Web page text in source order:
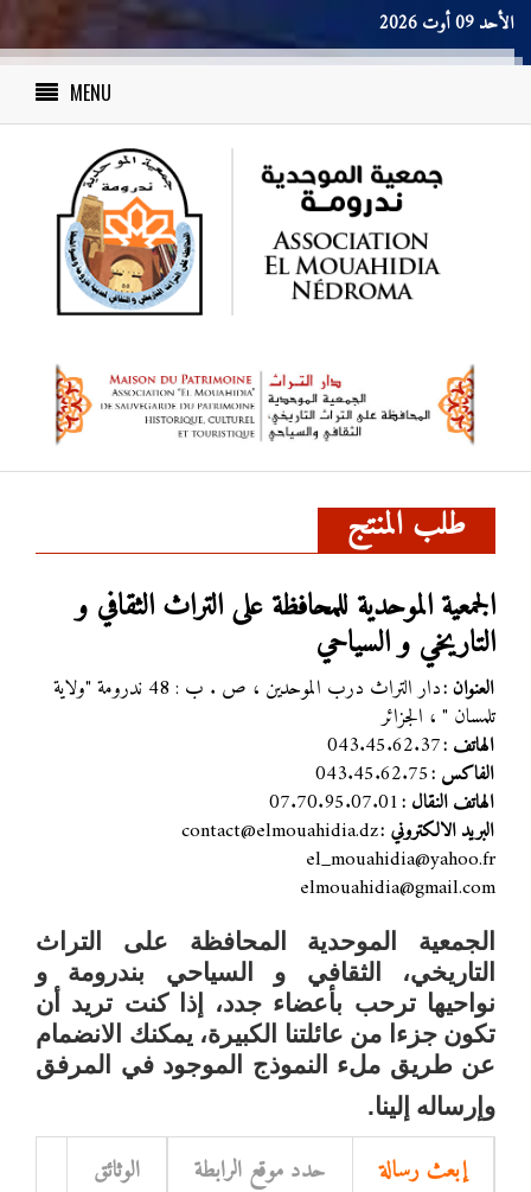
الأحد 09 أوت 2026
MENU
طلب المنتج
الجمعية الموحدية للمحافظة على التراث الثقافي و
التاريخي و السياحي
العنوان :
دار التراث درب الموحدين ، ص . ب : 48 ندرومة "ولاية
تلمسان " ، الجزائر
الهاتف :043.45.62.37
الفاكس :043.45.62.75
الهاتف النقال :07.70.95.07.01
البريد الالكتروني :contact@elmouahidia.dz
el_mouahidia@yahoo.fr
elmouahidia@gmail.com
الجمعية الموحدية
المحافظة على التراث
التاريخي، الثقافي و السياحي بندرومة و
نواحيهاترحب بأعضاء جدد، إذا كنت تريد أن
تكون جزءا من عائلتنا الكبيرة، يمكنك الانضمام
عن طريق ملء النموذج الموجود في المرفق
وإرساله إلينا.
إبعث رسالة حدد موقع الرابطة الوثائق